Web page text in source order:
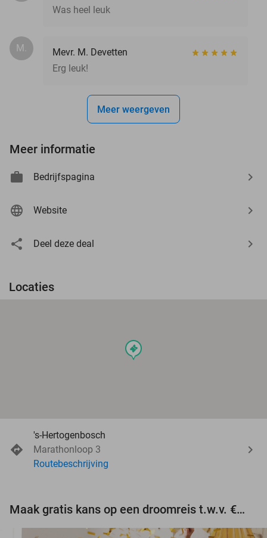
Was heel leuk
M.
Mevr. M. Devetten
Erg leuk!
Meer weergeven
Meer informatie
Bedrijfspagina
Website
Deel deze deal
Locaties
events
's-Hertogenbosch
Marathonloop 3
Routebeschrijving
Maak gratis kans op een droomreis t.w.v. €3.000!